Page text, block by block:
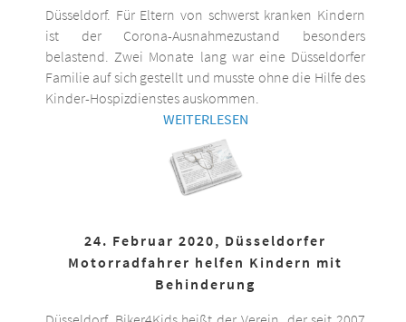
Düsseldorf. Für Eltern von schwerst kranken Kindern
ist der Corona-Ausnahmezustand besonders
belastend. Zwei Monate lang war eine Düsseldorfer
Familie auf sich gestellt und musste ohne die Hilfe des
Kinder-Hospizdienstes auskommen.
WEITERLESEN
24. Februar 2020, Düsseldorfer
Motorradfahrer helfen Kindern mit
Behinderung